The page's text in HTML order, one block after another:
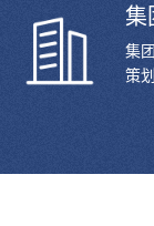
集
集
策